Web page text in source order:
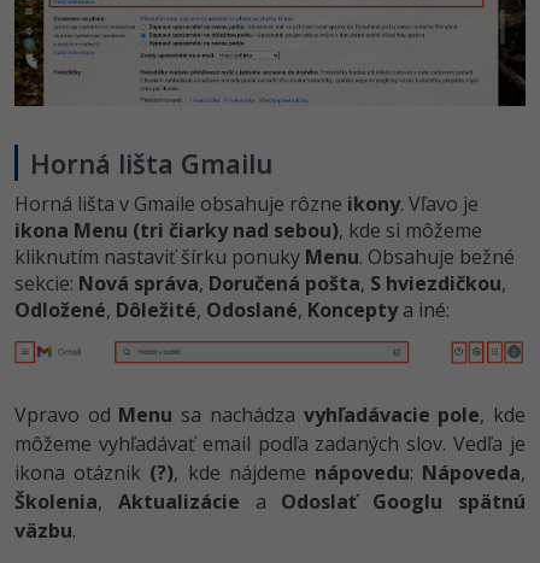
Horná lišta Gmailu
Horná lišta v Gmaile obsahuje rôzne ikony. Vľavo je
ikona Menu (tri čiarky nad sebou), kde si môžeme
kliknutím nastaviť šírku ponuky Menu. Obsahuje bežné
sekcie: Nová správa, Doručená pošta, S hviezdičkou,
Odložené, Dôležité, Odoslané, Konceptya iné:
Vpravo od Menu sa nachádza vyhľadávacie pole, kde
môžeme vyhľadávať email podľa zadaných slov. Vedľa je
ikona otáznik (?), kde nájdeme nápovedu: Nápoveda,
Školenia, Aktualizácie a Odoslať Googlu spätnú
väzbu.